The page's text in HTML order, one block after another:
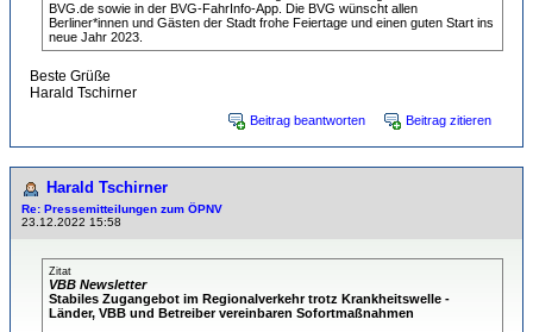
BVG.de sowie in der BVG-FahrInfo-App. Die BVG wünscht allen
Berliner*innen und Gästen der Stadt frohe Feiertage und einen guten Start ins
neue Jahr 2023.
Beste Grüße
Harald Tschirner
Beitrag beantworten Beitrag zitieren
Harald Tschirner
Re: Pressemitteilungen zum ÖPNV
23.12.2022 15:58
Zitat
VBB Newsletter
Stabiles Zugangebot im Regionalverkehr trotz Krankheitswelle -
Länder, VBB und Betreiber vereinbaren Sofortmaßnahmen